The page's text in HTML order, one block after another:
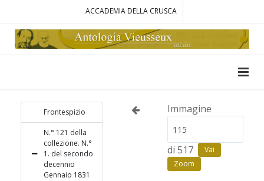
ACCADEMIA DELLA CRUSCA
Frontespizio
N.° 121 della
collezione. N.°
1. del secondo
decennio
Gennaio 1831
Immagine
di 517
Vai
Zoom